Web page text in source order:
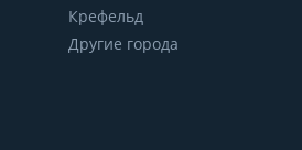
Крефельд
Другие города